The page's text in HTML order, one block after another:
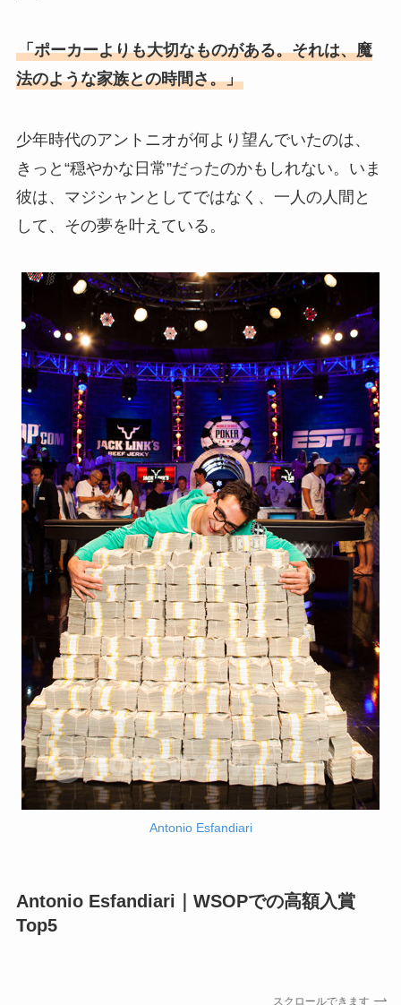
「ポーカーよりも大切なものがある。それは、魔
法のような家族との時間さ。」
少年時代のアントニオが何より望んでいたのは、
きっと“穏やかな日常”だったのかもしれない。いま
彼は、マジシャンとしてではなく、一人の人間と
して、その夢を叶えている。
Antonio Esfandiari
Antonio Esfandiari｜WSOPでの高額入賞
Top5
スクロールできます